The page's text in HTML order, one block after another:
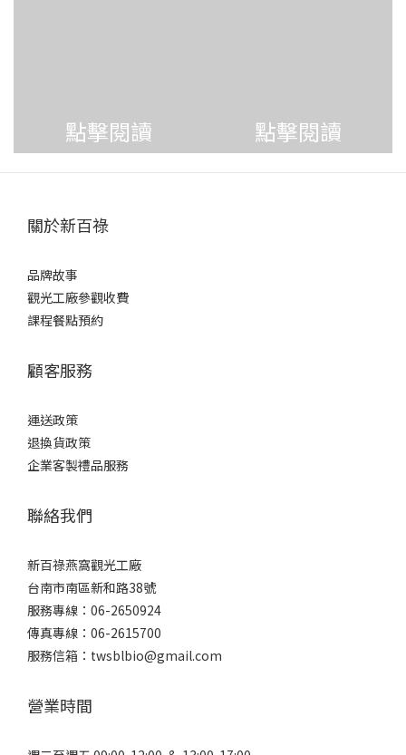
點擊閱讀 點擊閱讀
關於新百祿
品牌故事
觀光工廠參觀收費
課程餐點預約
顧客服務
運送政策
退換貨政策
企業客製禮品服務
聯絡我們
新百祿燕窩觀光工廠
台南市南區新和路38號
服務專線：06-2650924
傳真專線：06-2615700
服務信箱：twsblbio@gmail.com
營業時間